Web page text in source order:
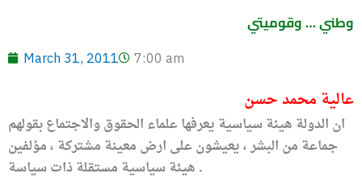
وطني … وقوميتي
March 31, 2011 7:00 am
عالية محمد حسن
ان الدولة هيئة سياسية يعرفها علماء الحقوق والاجتماع بقولهم
جماعة من البشر ، يعيشون على ارض معينة مشتركة ، مؤلفين
هيئة سياسية مستقلة ذات سياسة .